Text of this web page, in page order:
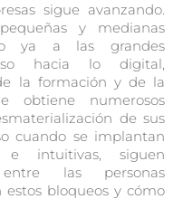
sigue avanzando.
y medianas
ya a las grandes
hacia lo digital,
la formación y de la
obtiene numerosos
de sus
cuando se implantan
e intuitivas, siguen
entre las personas
estos bloqueos y cómo